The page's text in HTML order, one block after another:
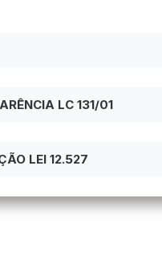
LC 131/01
LEI 12.527